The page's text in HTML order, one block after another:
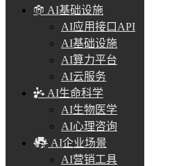
AI基础设施
AI应用接口API
AI基础设施
AI算力平台
AI云服务
AI生命科学
AI生物医学
AI心理咨询
AI企业场景
AI营销工具